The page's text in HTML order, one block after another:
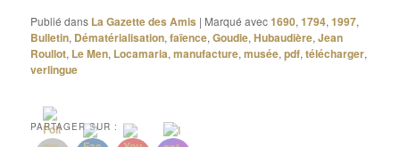
Publié dans La Gazette des Amis | Marqué avec1690,1794,1997,
Bulletin, Dématérialisation,faïence,Goudie,Hubaudière,Jean
Roullot, Le Men, Locamaria,manufacture,musée,pdf,télécharger,
verlingue
PARTAGER SUR :